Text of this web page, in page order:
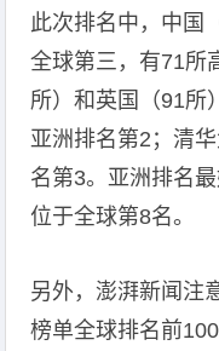
此次排名中，中国
全球第三，有71所
所）和英国（91所
亚洲排名第2；清
名第3。亚洲排名
位于全球第8名。
另外，澎湃新闻注
榜单全球排名前